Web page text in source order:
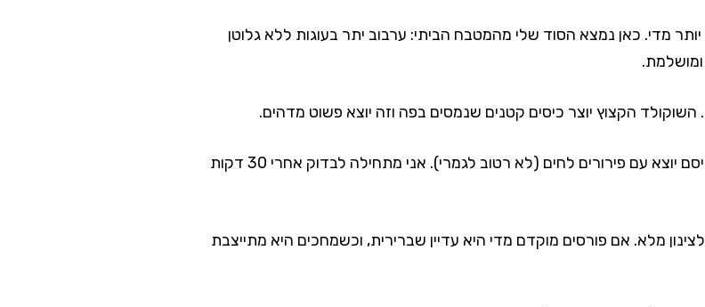
מדי. כאן נמצא הסוד שלי מהמטבח הביתי: ערבוב יתר בעוגות ללא גלוטן
השוקולד הקצוץ יוצר כיסים קטנים שנמסים בפה וזה יוצא פשוט מדהים.
מעבירים לתבנית ואופים 30–38 דקות, עד שקיסם יוצא עם פירורים לחים (לא רטוב לגמרי). אני מתחילה לבדוק אחרי 30 דקות
לצינון מלא. אם פורסים מוקדם מדי היא עדיין שברירית, וכשמחכים היא מתייצבת